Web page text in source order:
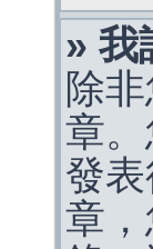
» 我
除
章
發
章